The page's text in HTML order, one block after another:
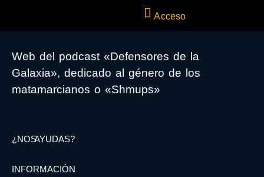
Acceso
Web del podcast «Defensores de la
Galaxia», dedicado al género de los
matamarcianos o «Shmups»
¿NOS AYUDAS?
INFORMACIÓN